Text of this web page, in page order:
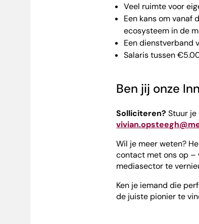
Veel ruimte voor
Een kans om vanaf
ecosysteem in de
Een dienstverband
Salaris tussen
Ben jij onze
Solliciteren? Stuur je
Wil je meer weten?
contact met ons op –
mediasector te
Ken je iemand die
de juiste pionier te